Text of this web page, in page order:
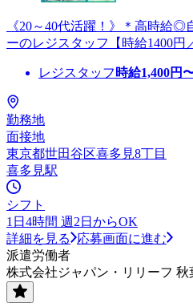
《20～40代活躍！》＊高時給
ーのレジスタッフ【時給1400円
レジスタッフ 時給1,400円
勤務地
面接地
東京都世田谷区喜多見8丁目
喜多見駅
シフト
1日4時間 週2日からOK
詳細を見る
応募画面に進む
派遣労働者
株式会社ジャパン・リリーフ 秋